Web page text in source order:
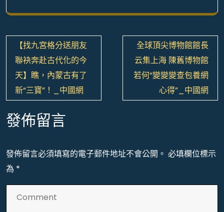
文
章
導
覽
【找九宮格分送朋友
聯袂奔赴古代化的今
天】瞧，內蒙古有了
新“三寶”！_中國網
全球頂尖博物館館長
云集上海 陳舊博物館
若何“變變變查包養網
心得”_中國網
發佈留言
發佈留言必須填寫的電子郵件地址不會公開。 必填欄位標示
為 *